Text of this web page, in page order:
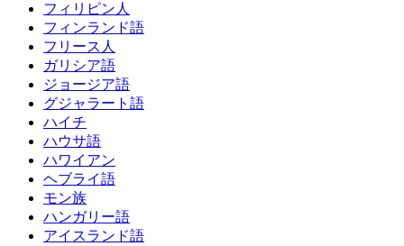
フィリピン人
フィンランド語
フリース人
ガリシア語
ジョージア語
グジャラート語
ハイチ
ハウサ語
ハワイアン
ヘブライ語
モン族
ハンガリー語
アイスランド語